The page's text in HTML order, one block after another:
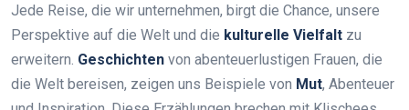
Jede Reise, die wir unternehmen, birgt die Chance, unsere
Perspektive auf die Welt und die kulturelle Vielfalt zu
erweitern. Geschichten von abenteuerlustigen Frauen, die
die Welt bereisen, zeigen uns Beispiele von Mut, Abenteuer